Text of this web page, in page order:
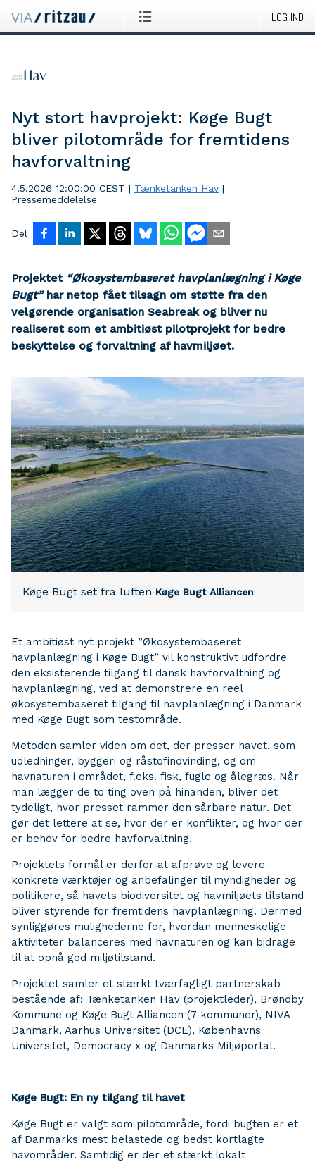
LOG IND
Nyt stort havprojekt: Køge Bugt
bliver pilotområde for fremtidens
havforvaltning
4.5.2026 12:00:00 CEST | Tænketanken Hav |
Pressemeddelelse
Del
Projektet “Økosystembaseret havplanlægning i Køge
Bugt”har netop fået tilsagn om støtte fra den
velgørende organisation Seabreak og bliver nu
realiseret som et ambitiøst pilotprojekt for bedre
beskyttelse og forvaltning af havmiljøet.
Køge Bugt set fra luften Køge Bugt Alliancen
Et ambitiøst nyt projekt ”Økosystembaseret
havplanlægning i Køge Bugt” vil konstruktivt udfordre
den eksisterende tilgang til dansk havforvaltning og
havplanlægning, ved at demonstrere en reel
økosystembaseret tilgang til havplanlægning i Danmark
med Køge Bugt som testområde.
Metoden samler viden om det, der presser havet, som
udledninger, byggeri og råstofindvinding, og om
havnaturen i området, f.eks. fisk, fugle og ålegræs. Når
man lægger de to ting oven på hinanden, bliver det
tydeligt, hvor presset rammer den sårbare natur. Det
gør det lettere at se, hvor der er konflikter, og hvor der
er behov for bedre havforvaltning.
Projektets formål er derfor at afprøve og levere
konkrete værktøjer og anbefalinger til myndigheder og
politikere, så havets biodiversitet og havmiljøets tilstand
bliver styrende for fremtidens havplanlægning. Dermed
synliggøres mulighederne for, hvordan menneskelige
aktiviteter balanceres med havnaturen og kan bidrage
til at opnå god miljøtilstand.
Projektet samler et stærkt tværfagligt partnerskab
bestående af: Tænketanken Hav (projektleder), Brøndby
Kommune og Køge Bugt Alliancen (7 kommuner), NIVA
Danmark, Aarhus Universitet (DCE), Københavns
Universitet, Democracy x og Danmarks Miljøportal.
Køge Bugt: En ny tilgang til havet
Køge Bugt er valgt som pilotområde, fordi bugten er et
af Danmarks mest belastede og bedst kortlagte
havområder. Samtidig er der et stærkt lokalt